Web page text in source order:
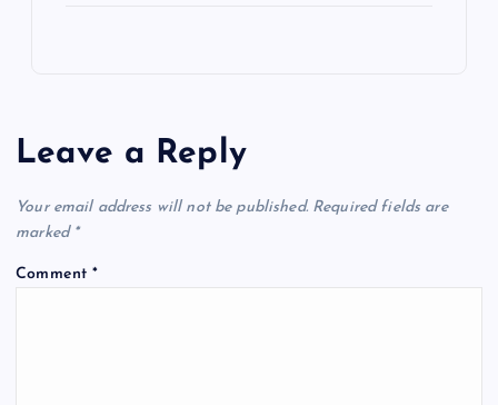
Leave a Reply
Your email address will not be published. Required fields are
marked *
Comment*